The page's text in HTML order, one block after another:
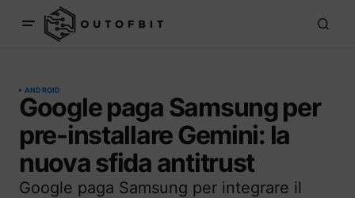
ANDROID
Google paga Samsung per
pre-installare Gemini: la
nuova sfida antitrust
Google paga Samsung per integrare il